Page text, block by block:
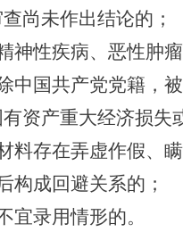
尚未作出结论的；
神性疾病、恶性肿
中国共产党党籍，
资产重大经济损失
料存在弄虚作假、
构成回避关系的；
宜录用情形的。